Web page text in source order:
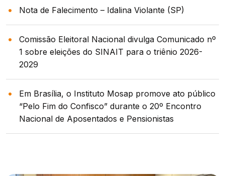
Nota de Falecimento – Idalina Violante (SP)
Comissão Eleitoral Nacional divulga Comunicado nº
1 sobre eleições do SINAIT para o triênio 2026-
2029
Em Brasília, o Instituto Mosap promove ato público
“Pelo Fim do Confisco” durante o 20º Encontro
Nacional de Aposentados e Pensionistas